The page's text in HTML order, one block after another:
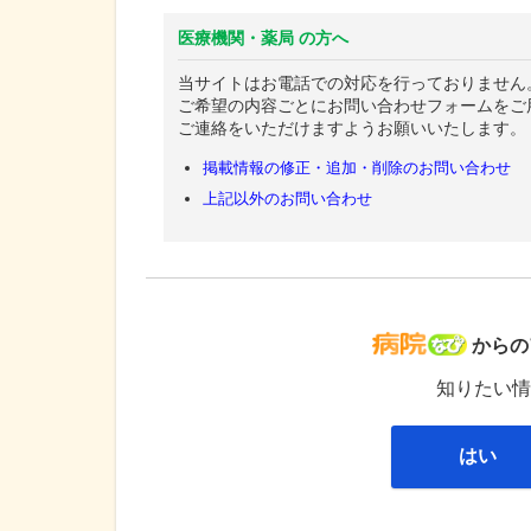
医療機関・薬局 の方へ
当サイトはお電話での対応を行っておりません
ご希望の内容ごとにお問い合わせフォームを
ご連絡をいただけますようお願いいたします。
掲載情報の修正・追加・削除のお問い合わせ
上記以外のお問い合わせ
病院な
から
知りたい
はい